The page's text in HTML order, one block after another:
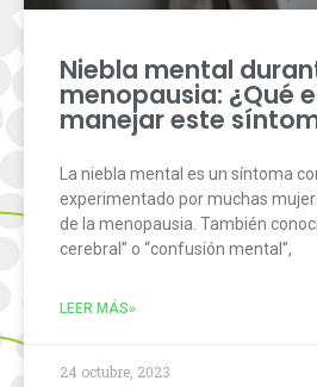
Niebla mental
menopausia: ¿Qué
manejar este
La niebla mental es un síntoma
experimentado por muchas
de la menopausia. También
cerebral” o “confusión mental”,
LEER MÁS»
24 octubre, 2023